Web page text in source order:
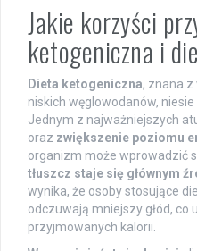
Jakie korzyści
ketogeniczna i
Dieta ketogeniczna, znana
niskich węglowodanów,
Jednym z najważniejszych
oraz zwiększenie poziomu
organizm może wprowadzić
tłuszcz staje się głównym
wynika, że osoby stosujące
odczuwają mniejszy głód, co
przyjmowanych kalorii.